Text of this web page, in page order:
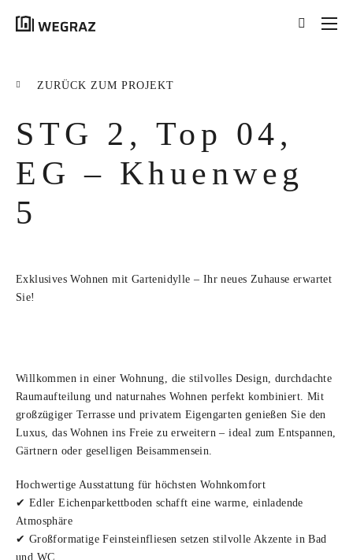
ALLE ERGEBNISSE ({{RESULTS.LENGTH}})
{{FILTER}} ({{FILTERS[FILTER]}})
title
ZURÜCK ZUM PROJEKT
STG 2, Top 04,
EG – Khuenweg
5
Exklusives Wohnen mit Gartenidylle – Ihr neues Zuhause erwartet
Sie!
Willkommen in einer Wohnung, die stilvolles Design, durchdachte
Raumaufteilung und naturnahes Wohnen perfekt kombiniert. Mit
großzügiger Terrasse und privatem Eigengarten genießen Sie den
Luxus, das Wohnen ins Freie zu erweitern – ideal zum Entspannen,
Gärtnern oder geselligen Beisammensein.
Hochwertige Ausstattung für höchsten Wohnkomfort
✔ Edler Eichenparkettboden schafft eine warme, einladende
Atmosphäre
✔ Großformatige Feinsteinfliesen setzen stilvolle Akzente in Bad
und WC